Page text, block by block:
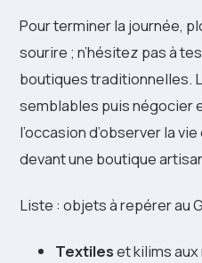
Pour terminer la journée,
sourire ; n’hésitez pas à
boutiques traditionnelles.
semblables puis négocier
l’occasion d’observer la
devant une boutique
Liste : objets à repérer au
Textileset kilims